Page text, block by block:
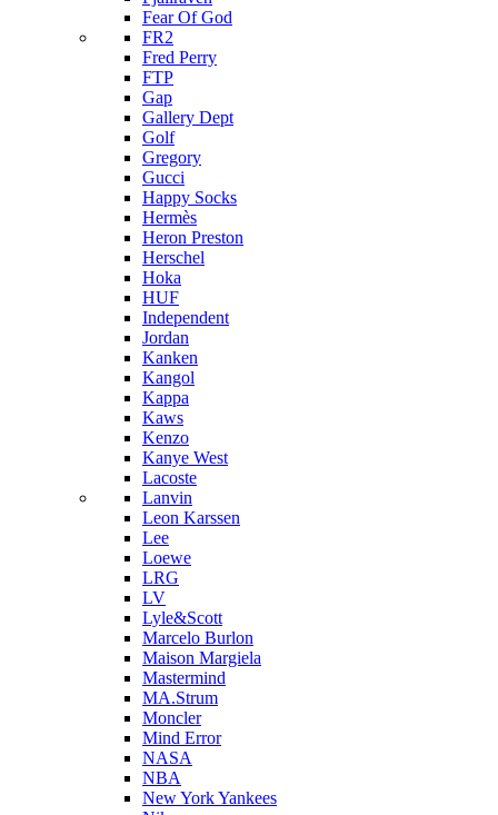
Fear Of God
FR2
Fred Perry
FTP
Gap
Gallery Dept
Golf
Gregory
Gucci
Happy Socks
Hermès
Heron Preston
Hersсhel
Hoka
HUF
Independent
Jordan
Kanken
Kangol
Kappa
Kaws
Kenzo
Kanye West
Lacoste
Lanvin
Leon Karssen
Lee
Loewe
LRG
LV
Lyle&Scott
Marcelo Burlon
Maison Margiela
Mastermind
MA.Strum
Moncler
Mind Error
NASA
NBA
New York Yankees